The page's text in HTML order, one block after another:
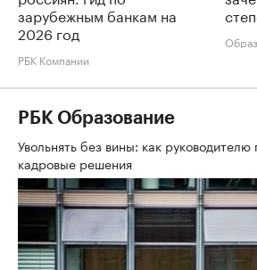
зарубежным банкам на
2026 год
РБК Компании
РБК Образование
Увольнять без вины: как
кадровые решения